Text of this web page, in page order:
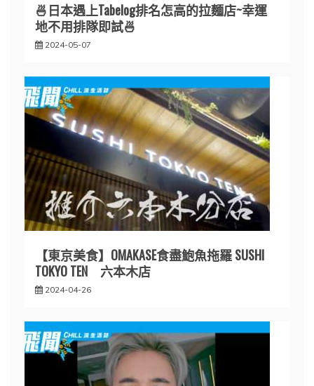
🍜日本遇上Tabelog排名怎高的拉麵店~幸運
地不用排隊即試🍜
2024-05-07
【東京美食】OMAKASE食盡鮑魚拖羅 SUSHI
TOKYO TEN 六本木店
2024-04-26